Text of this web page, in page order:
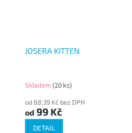
JOSERA KITTEN
Skladem (20 ks)
od 88,39 Kč bez DPH
od 99 Kč
DETAIL